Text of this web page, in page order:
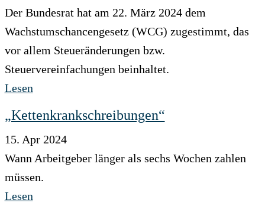
Der Bundesrat hat am 22. März 2024 dem
Wachstumschancengesetz (WCG) zugestimmt, das
vor allem Steueränderungen bzw.
Steuervereinfachungen beinhaltet.
Lesen
„Kettenkrankschreibungen“
15. Apr 2024
Wann Arbeitgeber länger als sechs Wochen zahlen
müssen.
Lesen